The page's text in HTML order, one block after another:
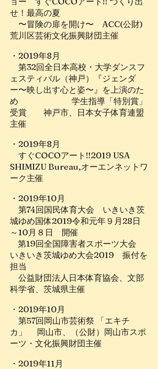
せ！最高の夏
〜冒険の扉を開け〜 ACC(公財)
荒川区芸術文化振興財団主催
・2019年8月
第32回全日本高校・大学ダンスフ
ェスティバル（神戸）『ジェンダ
ー〜映し出す心と姿〜』を上演のた
め 学生指導「特別賞」
受賞 神戸市、日本女子体育連盟
主催
・2019年8月
すぐCOCOアート!!2019 USA
SHIMIZU Bureau,オーエンネットワ
ーク主催
・2019年10月
第74回国民体育大会 いきいき茨
城ゆめ国体2019令和元年９月28日
～10月８日 開催
第19回全国障害者スポーツ大会
いきいき茨城ゆめ大会2019 振付を
担当
公益財団法人日本体育協会、文部
科学省、茨城県主催
・2019年10月
第57回岡山市芸術祭 「エキチ
カ」 岡山市、（公財）岡山市スポ
ーツ・文化振興財団主催
・2019年11月